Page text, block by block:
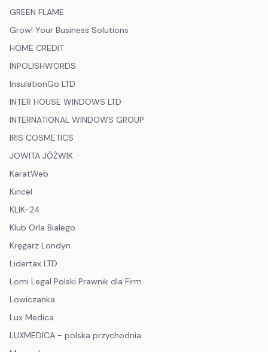
GREEN FLAME
Grow! Your Business Solutions
HOME CREDIT
INPOLISHWORDS
InsulationGo LTD
INTER HOUSE WINDOWS LTD
INTERNATIONAL WINDOWS GROUP
IRIS COSMETICS
JOWITA JÓŹWIK
KaratWeb
Kincel
KLIK-24
Klub Orla Bialego
Kręgarz Londyn
Lidertax LTD
Lomi Legal Polski Prawnik dla Firm
Lowiczanka
Lux Medica
LUXMEDICA - polska przychodnia